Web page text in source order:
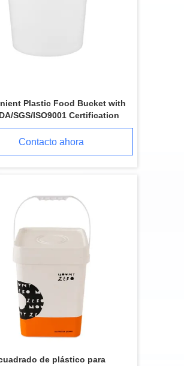
Plastic Food Bucket with
SGS/ISO9001 Certification
Contacto ahora
de plástico para